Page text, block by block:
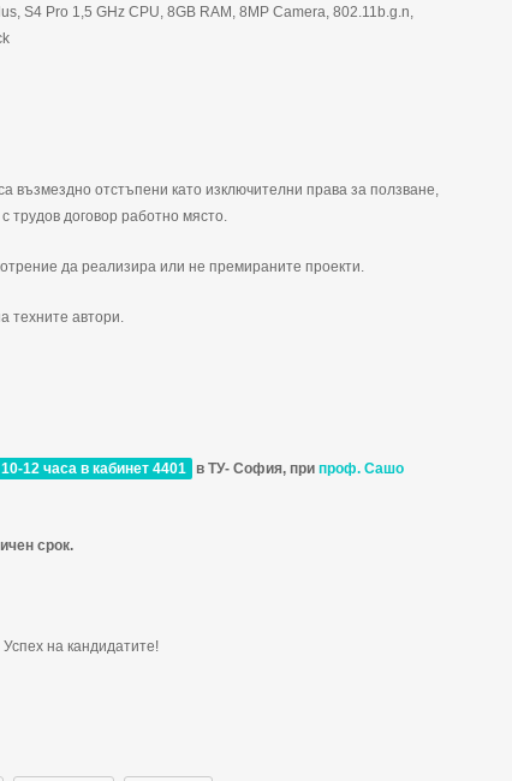
S4 Pro 1,5 GHz CPU, 8GB RAM, 8MP Camera, 802.11b.g.n,
възмездно отстъпени като изключителни права за ползване,
трудов договор работно място.
да реализира или не премираните проекти.
техните автори.
12 часа в кабинет 4401 в ТУ- София, при проф. Сашо
срок.
Успех на кандидатите!